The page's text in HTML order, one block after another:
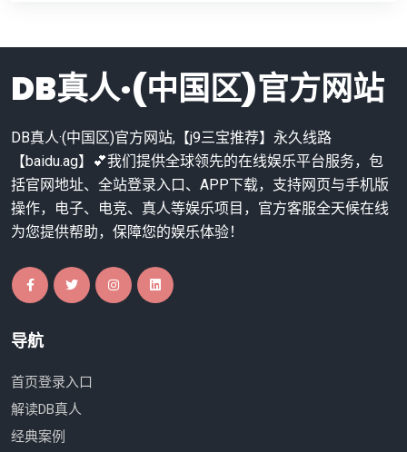
DB真人·(中国区)官方网站
DB真人·(中国区)官方网站,【j9三宝推荐】永久线路
【baidu.ag】💕我们提供全球领先的在线娱乐平台服务，包
括官网地址、全站登录入口、APP下载，支持网页与手机版
操作，电子、电竞、真人等娱乐项目，官方客服全天候在线
为您提供帮助，保障您的娱乐体验！
导航
首页登录入口
解读DB真人
经典案例